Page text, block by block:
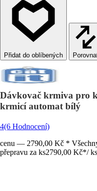
Dávkovač krmiva pro
krmicí automat bílý
4(6 Hodnocení)
cenu — 2790,00 Kč *
přepravu za ks2790,00 Kč*/ ks